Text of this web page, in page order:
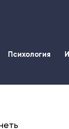
Психология